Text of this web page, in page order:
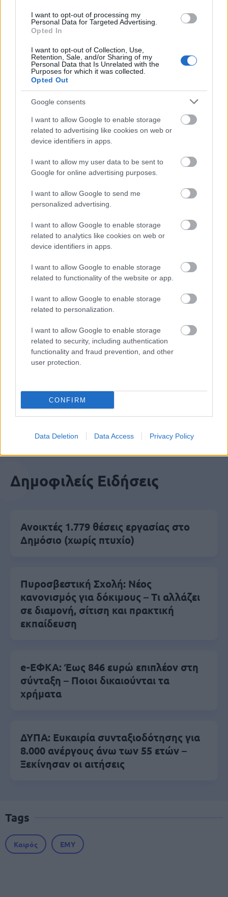
I want to opt-out of processing my
Personal Data for Targeted Advertising.
Opted In
I want to opt-out of Collection, Use,
Retention, Sale, and/or Sharing of my
Personal Data that Is Unrelated with the
Purposes for which it was collected.
Opted Out
Google consents
I want to allow Google to enable storage
related to advertising like cookies on web or
device identifiers in apps.
I want to allow my user data to be sent to
Google for online advertising purposes.
I want to allow Google to send me
personalized advertising.
I want to allow Google to enable storage
related to analytics like cookies on web or
device identifiers in apps.
I want to allow Google to enable storage
related to functionality of the website or app.
I want to allow Google to enable storage
related to personalization.
I want to allow Google to enable storage
related to security, including authentication
functionality and fraud prevention, and other
user protection.
CONFIRM
Data Deletion Data Access Privacy Policy
Κατά τις βραδινές ώρες αλλά και νωρίς το πρωί της
Τετάρτης, ενδέχεται να παρατηρηθεί
τοπικά
δυτικών και βόρειων ηπειρωτικών, λόγω
αυξημένων ποσοστών υγρασίας.
Ο καιρός των επόμενων ωρών θα συνδυάσει
καλοκαιρινή ζέστη με τοπικές απογευματινές
καταιγίδες, χωρίς όμως να μεταβάλλεται
ουσιαστικά η γενικότερη καλοκαιρινή εικόνα που
ΑΣΕΠ: Πιστοποίηση Αγγλικών σε
ΑΣΕΠ: Εξ αποστάσεως η πιο Εύκολη
Πιστοποίηση Υπολογιστών σε 2
ειδήσεις.
Βάλε το proson.gr στα αποτελέσματα
αναζήτησης της Google
Δημοφιλείς Ειδήσεις
Ανοικτές 1.779 θέσεις εργασίας στο
Δημόσιο (χωρίς πτυχίο)
Πυροσβεστική Σχολή: Νέος
κανονισμός για δόκιμους – Τι αλλάζει
σε διαμονή, σίτιση και πρακτική
εκπαίδευση
e-ΕΦΚΑ: Έως 846 ευρώ επιπλέον στη
σύνταξη – Ποιοι δικαιούνται τα
χρήματα
ΔΥΠΑ: Ευκαιρία συνταξιοδότησης για
8.000 ανέργους άνω των 55 ετών –
Ξεκίνησαν οι αιτήσεις
Tags
Καιρός ΕΜΥ